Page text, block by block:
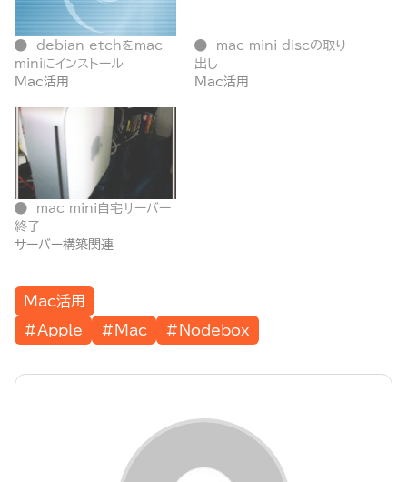
debian etchをmac
miniにインストール
Mac活用
mac mini discの取り
出し
Mac活用
mac mini自宅サーバー
終了
サーバー構築関連
Mac活用
#Apple
#Mac #Nodebox